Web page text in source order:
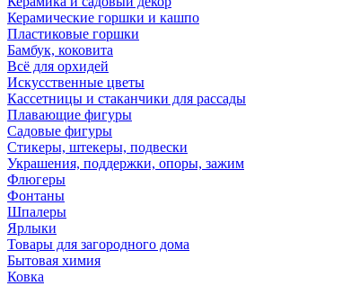
Керамические горшки и кашпо
Пластиковые горшки
Бамбук, коковита
Всё для орхидей
Искусственные цветы
Кассетницы и стаканчики для рассады
Плавающие фигуры
Садовые фигуры
Стикеры, штекеры, подвески
Украшения, поддержки, опоры, зажим
Флюгеры
Фонтаны
Шпалеры
Ярлыки
Товары для загородного дома
Бытовая химия
Ковка